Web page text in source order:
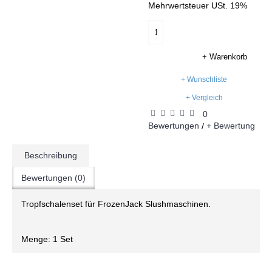
Mehrwertsteuer USt. 19%
+ Warenkorb
+ Wunschliste
+ Vergleich
0
Bewertungen / + Bewertung
Beschreibung
Bewertungen (0)
Tropfschalenset für FrozenJack Slushmaschinen.
Menge: 1 Set